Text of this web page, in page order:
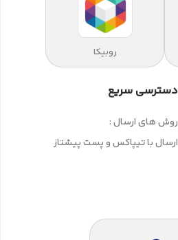
روبیکا
دسترسی سریع
روش های ارسال :
ارسال با تیپاکس و پست پیشتاز